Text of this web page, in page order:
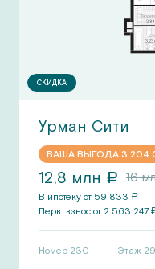
СКИДКА
Урман Сити
ВАША ВЫГОДА 3 204
12,8 млн a 16
В ипотеку от 59 833 a
Перв. взнос от 2 563 247
Номер 230 Этаж